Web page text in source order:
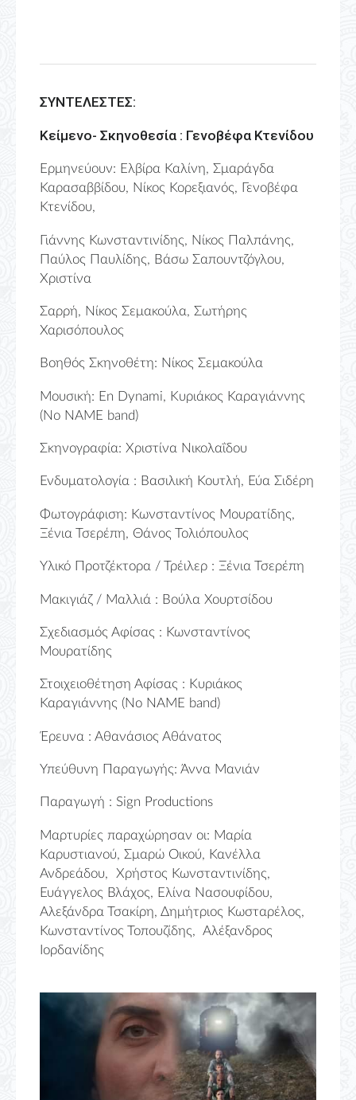
ΣΥΝΤΕΛΕΣΤΕΣ:
Κείμενο- Σκηνοθεσία : Γενοβέφα Κτενίδου
Ερμηνεύουν: Ελβίρα Καλίνη, Σμαράγδα
Καρασαββίδου, Νίκος Κορεξιανός, Γενοβέφα
Κτενίδου,
Γιάννης Κωνσταντινίδης, Νίκος Παλπάνης,
Παύλος Παυλίδης, Βάσω Σαπουντζόγλου,
Χριστίνα
Σαρρή, Νίκος Σεμακούλα, Σωτήρης
Χαρισόπουλος
Βοηθός Σκηνοθέτη: Νίκος Σεμακούλα
Μουσική: En Dynami, Κυριάκος Καραγιάννης
(Νo NAME band)
Σκηνογραφία: Χριστίνα Νικολαΐδου
Ενδυματολογία : Βασιλική Κουτλή, Εύα Σιδέρη
Φωτογράφιση: Κωνσταντίνος Μουρατίδης,
Ξένια Τσερέπη, Θάνος Τολιόπουλος
Υλικό Προτζέκτορα / Τρέιλερ : Ξένια Τσερέπη
Μακιγιάζ / Μαλλιά : Βούλα Χουρτσίδου
Σχεδιασμός Αφίσας : Κωνσταντίνος
Μουρατίδης
Στοιχειοθέτηση Αφίσας : Κυριάκος
Καραγιάννης (No NAME band)
Έρευνα : Αθανάσιος Αθάνατος
Υπεύθυνη Παραγωγής: Άννα Μανιάν
Παραγωγή : Sign Productions
Μαρτυρίες παραχώρησαν οι: Μαρία
Καρυστιανού, Σμαρώ Οικού, Κανέλλα
Ανδρεάδου, Χρήστος Κωνσταντινίδης,
Ευάγγελος Βλάχος, Ελίνα Νασουφίδου,
Αλεξάνδρα Τσακίρη, Δημήτριος Κωσταρέλος,
Κωνσταντίνος Τοπουζίδης, Αλέξανδρος
Ιορδανίδης